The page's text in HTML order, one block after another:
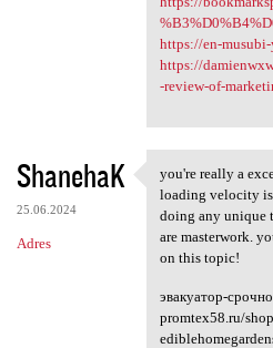
https://en-
https://
-review-of-
ShanehaK
25.06.2024
Adres
you're really a
you're really a
loading velocity is
doing any unique
are masterwork.
on this topic!
эвакуатор-
promtex58.ru/